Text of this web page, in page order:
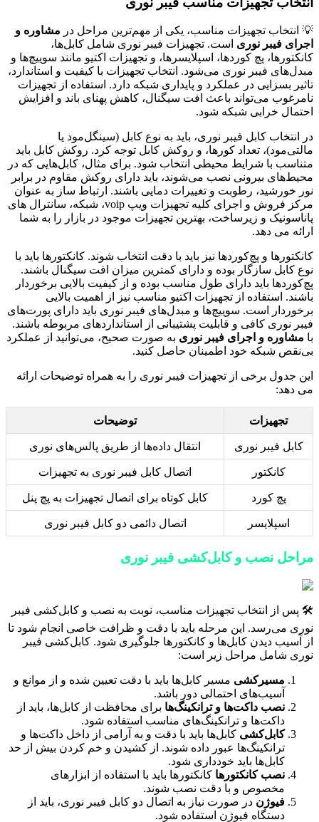
💡 انتخاب تجهیزات مناسب، یکی از مهم‌ترین مراحل در مشاوره و
اجرای فیبر نوری است. تجهیزات فیبر نوری شامل کابل‌ها،
کانکتورها، پچ کوردها، اسپلایسرها، و تجهیزات اکتیو مانند سوییچ‌ها و
مبدل‌های فیبر نوری می‌شود. انتخاب تجهیزات با کیفیت و استاندارد،
تاثیر بسزایی در عملکرد و پایداری شبکه دارد. استفاده از تجهیزات
نامرغوب می‌تواند باعث افت سیگنال، کاهش پهنای باند و افزایش
احتمال خرابی شبکه شود.
در انتخاب کابل فیبر نوری، باید به نوع کابل (سینگل‌مود یا
مالتی‌مود)، تعداد کورها، و روکش کابل توجه کرد. روکش کابل باید
متناسب با شرایط محیطی انتخاب شود. برای مثال، کابل‌هایی که در
محیط‌های بیرونی نصب می‌شوند، باید دارای روکش مقاوم در برابر
نور خورشید، رطوبت و تغییرات دمایی باشند. ارتباط ساز به عنوان
مرکز فروش و اجرای کلیه تجهیزات ویپ voip، شبکه، سانترال های
پاناسونیک و زیرساخت، بهترین تجهیزات موجود در بازار را به شما
ارائه می دهد.
کانکتورها و پچ‌کوردها نیز باید با دقت انتخاب شوند. کانکتورها باید با
نوع کابل سازگار بوده و دارای کمترین میزان افت سیگنال باشند.
پچ‌کوردها باید دارای طول مناسب بوده و از کیفیت بالایی برخوردار
باشند. استفاده از تجهیزات اکتیو مناسب نیز از اهمیت بالایی
برخوردار است. سوییچ‌ها و مبدل‌های فیبر نوری باید دارای پورت‌های
فیبر نوری کافی و قابلیت پشتیبانی از استانداردهای مربوطه باشند.
با مشاوره و اجرای فیبر نوری به صورت صحیح، می‌توانید از عملکرد
بی‌نقص شبکه خود اطمینان حاصل کنید.
این جدول برخی از تجهیزات فیبر نوری را به همراه توضیحات ارائه
می دهد:
تجهیزات توضیحات
کابل فیبر نوری انتقال داده‌ها از طریق پالس‌های نوری
کانکتور اتصال کابل فیبر نوری به تجهیزات
پچ کورد کابل کوتاه برای اتصال تجهیزات به پچ پنل
اسپلایسر اتصال دائمی دو کابل فیبر نوری
مراحل نصب و کابل‌کشی فیبر نوری
🛠️ پس از انتخاب تجهیزات مناسب، نوبت به نصب و کابل‌کشی فیبر
نوری می‌رسد. این مرحله باید با دقت و ظرافت خاصی انجام شود تا
از آسیب دیدن کابل‌ها و کانکتورها جلوگیری شود. کابل‌کشی فیبر
نوری شامل مراحل زیر است:
مسیرکشی مسیر کابل‌ها باید با دقت تعیین شده و از موانع و
آسیب‌های احتمالی دور باشد.
نصب داکت‌ها و ترانکینگ‌ها برای محافظت از کابل‌ها، باید از
داکت‌ها و ترانکینگ‌های مناسب استفاده شود.
کابل‌کشی کابل‌ها باید با دقت و به آرامی از داخل داکت‌ها و
ترانکینگ‌ها عبور داده شوند. از کشیدن و خم کردن بیش از حد
کابل‌ها باید خودداری شود.
نصب کانکتورها کانکتورها باید با استفاده از ابزارهای
مخصوص و با دقت نصب شوند.
فیوژن در صورت نیاز به اتصال دو کابل فیبر نوری، باید از
دستگاه فیوژن استفاده شود.